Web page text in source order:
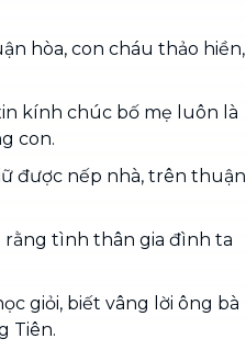
hòa, con cháu thảo hiền,
kính chúc bố mẹ luôn là
con.
được nếp nhà, trên thuận
tình thân gia đình ta
giỏi, biết vâng lời ông bà
Tiên.